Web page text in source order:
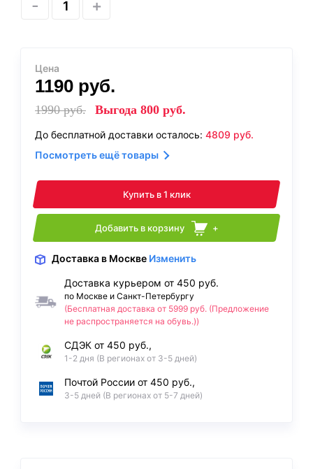
- +
Цена
1190 руб.
1990руб. Выгода 800 руб.
До бесплатной доставки осталось: 4809 руб.
Посмотреть ещё товары
Купить в 1 клик
Добавить в корзину +
Доставка в Москве Изменить
Доставка курьером от 450 руб.
по Москве и Санкт-Петербургу
(Бесплатная доставка от 5999 руб. (Предложение
не распространяется на обувь.))
СДЭК от 450 руб.,
1-2 дня (В регионах от 3-5 дней)
Почтой России от 450 руб.,
3-5 дней (В регионах от 5-7 дней)